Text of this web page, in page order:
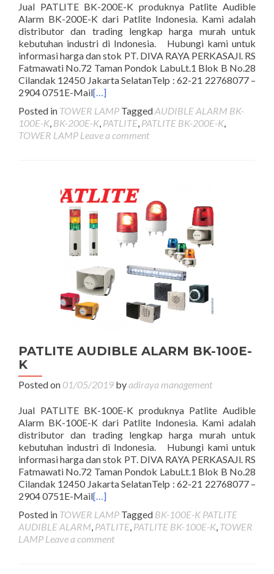
Jual PATLITE BK-200E-K produknya Patlite Audible
Alarm BK-200E-K dari Patlite Indonesia. Kami adalah
distributor dan trading lengkap harga murah untuk
kebutuhan industri di Indonesia. Hubungi kami untuk
informasi harga dan stok PT. DIVA RAYA PERKASAJl. RS
Fatmawati No.72 Taman Pondok LabuLt.1 Blok B No.28
Cilandak 12450 Jakarta SelatanTelp : 62-21 22768077 –
2904 0751E-Mail[…]
Posted in TOWER LAMP TaggedAUDIBLE ALARM BK-
100E-K, BK-200E-K, PATLITE, PATLITE BK-200E-K,
TOWER LAMP Leave a comment
PATLITE AUDIBLE ALARM BK-100E-
K
Posted on01/05/2019 byadiraya management
Jual PATLITE BK-100E-K produknya Patlite Audible
Alarm BK-100E-K dari Patlite Indonesia. Kami adalah
distributor dan trading lengkap harga murah untuk
kebutuhan industri di Indonesia. Hubungi kami untuk
informasi harga dan stok PT. DIVA RAYA PERKASAJl. RS
Fatmawati No.72 Taman Pondok LabuLt.1 Blok B No.28
Cilandak 12450 Jakarta SelatanTelp : 62-21 22768077 –
2904 0751E-Mail[…]
Posted in TOWER LAMP Tagged BK-100E-K PATLITE
AUDIBLE ALARM, PATLITE, PATLITE BK-100E-K, TOWER
LAMP Leave a comment